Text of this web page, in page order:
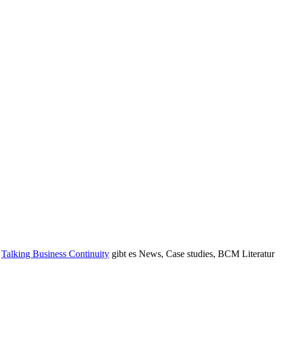
Talking Business Continuity gibt es News, Case studies, BCM Literatur